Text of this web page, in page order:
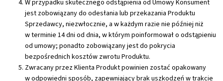
W przypadku skutecznego odstąpienia od Umowy Konsument
jest zobowiązany do odesłania lub przekazania Produktu
Sprzedawcy, niezwłocznie, a w każdym razie nie później niż
w terminie 14 dni od dnia, w którym poinformował o odstąpieniu
od umowy; ponadto zobowiązany jest do pokrycia
bezpośrednich kosztów zwrotu Produktu.
Zwracany przez Klienta Produkt powinien zostać opakowany
w odpowiedni sposób, zapewniający brak uszkodzeń w trakcie